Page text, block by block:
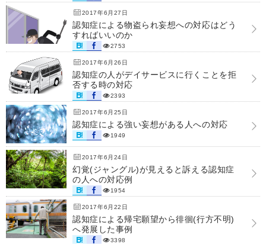
2017年6月27日
認知症による物盗られ妄想への対応はどう
すればいいのか
2753
2017年6月26日
認知症の人がデイサービスに行くことを拒
否する時の対応
2393
2017年6月25日
認知症による強い妄想がある人への対応
1949
2017年6月24日
幻覚(ジャングル)が見えると訴える認知症
の人への対応例
1954
2017年6月22日
認知症による帰宅願望から徘徊(行方不明)
へ発展した事例
3398